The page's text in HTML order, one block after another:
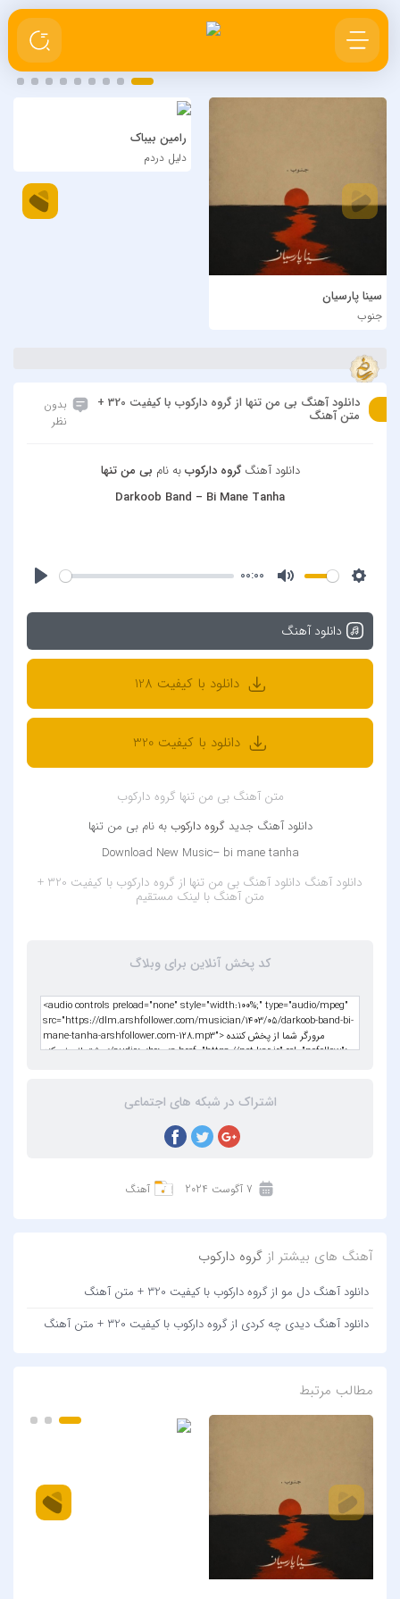
سینا پارسیان
جنوب
رامین بیباک
دلیل دردم
دانلود آهنگ بی من تنها از گروه دارکوب با کیفیت 320 +
متن آهنگ
بدون
نظر
دانلود آهنگگروه دارکوببه نام بی من تنها
Darkoob Band – Bi Mane Tanha
00:00
دانلود آهنگ
دانلود با کیفیت 128
دانلود با کیفیت 320
متن آهنگ بی من تنها گروه دارکوب
دانلود آهنگ جدیدگروه دارکوب به نام بی من تنها
Download New Music– bi mane tanha
دانلود آهنگ
دانلود آهنگ بی من تنها از گروه دارکوب با کیفیت 320 +
متن آهنگ با لینک مستقیم
کد پخش آنلاین برای وبلاگ
اشتراک در شبکه های اجتماعی
7 آگوست 2024 آهنگ
آهنگ های بیشتر از گروه دارکوب
دانلود آهنگ دل مو از گروه دارکوب با کیفیت 320 + متن آهنگ
دانلود آهنگ دیدی چه کردی از گروه دارکوب با کیفیت 320 + متن آهنگ
مطالب مرتبط